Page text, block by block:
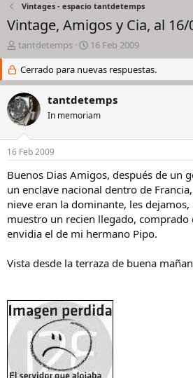
Vintages - espacio tantdetemps
Vintage, Amigos y Cia, al
I
n
c
i
a
d
o
d
e
l
h
i
l
o
tantdetemps
F
e
c
h
d
e
i
c
i
o
16 Feb 2009
Cerrado para nuevas respuestas.
tantdetemps
In memoriam
16 Feb 2009
Buenos Dias Amigos, después de un
un enclave nacional dentro de
nieve eran la dominante, les
muestro un recien llegado, comprado
envidia el de mi hermano Pipo.
Vista desde la terraza de buena